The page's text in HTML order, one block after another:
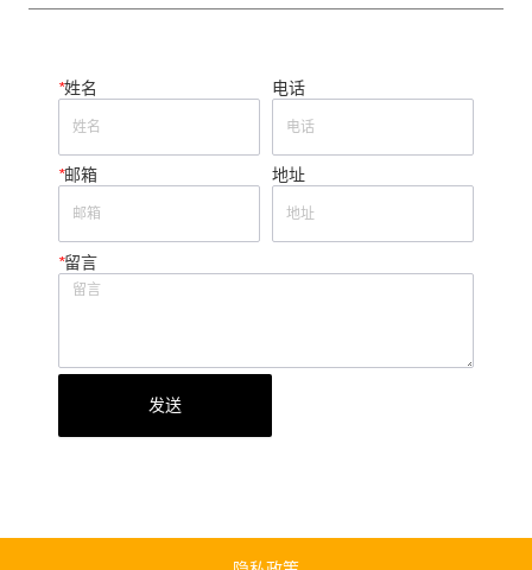
*姓名 电话
*邮箱 地址
*留言
发送